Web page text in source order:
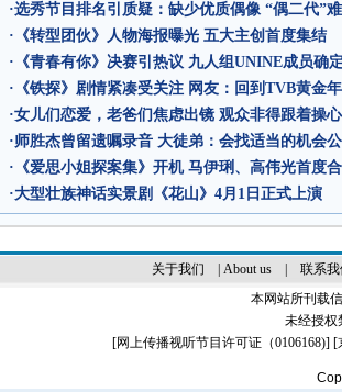
·选秀节目排名引质疑：缺少优质偶像 “偶二代”
· 《转型团伙》人物海报曝光 五大主创首度集结
· 《青春有你》决赛引热议 九人组UNINE成员确定
· 《铁探》剧情紧凑受关注 网友：回到TVB黄金
·女儿们恋爱，老爸们焦虑出镜 观众非得跟着操心
·师胜杰曾留遗嘱录音 大徒弟：会找适当的机会
· 《爱思小姐探案集》开机 马伊琍、高伟光首度
·大型壮族神话实景剧《花山》4月1日正式上演
关于我们 About us| 联系我
本网站所刊载
未经授权
[网上传播视听节目许可证（0106168)] [